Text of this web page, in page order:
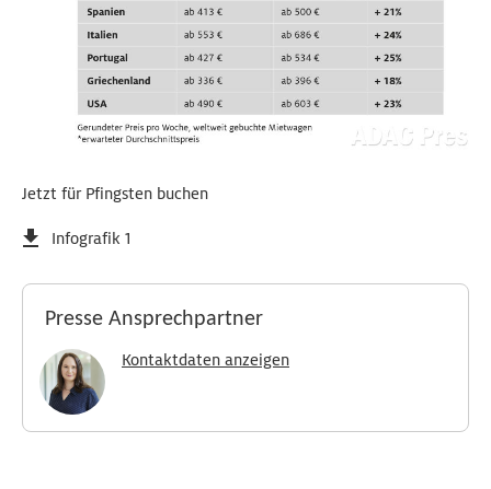
Jetzt für Pfingsten buchen
Infografik 1
Presse Ansprechpartner
Kontaktdaten anzeigen